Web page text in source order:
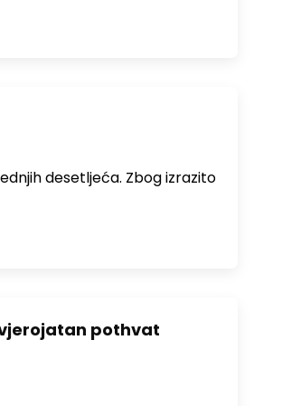
desetljeća. Zbog izrazito
pothvat